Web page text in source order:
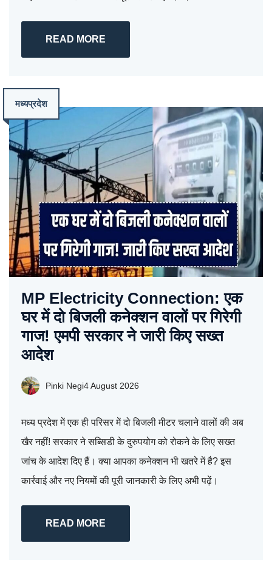
READ MORE
मध्यप्रदेश
MP Electricity Connection: एक
घर में दो बिजली कनेक्शन वालों पर गिरेगी
गाज! एमपी सरकार ने जारी किए सख्त
आदेश
Pinki Negi4 August 2026
मध्य प्रदेश में एक ही परिसर में दो बिजली मीटर चलाने वालों की अब
खैर नहीं! सरकार ने सब्सिडी के दुरुपयोग को रोकने के लिए सख्त
जांच के आदेश दिए हैं। क्या आपका कनेक्शन भी खतरे में है? इस
कार्रवाई और नए नियमों की पूरी जानकारी के लिए अभी पढ़ें।
READ MORE